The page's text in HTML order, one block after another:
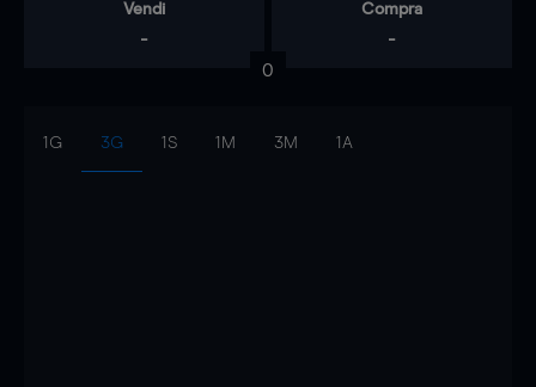
Vendi
-
Compra
-
0
1G 3G 1S 1M 3M 1A